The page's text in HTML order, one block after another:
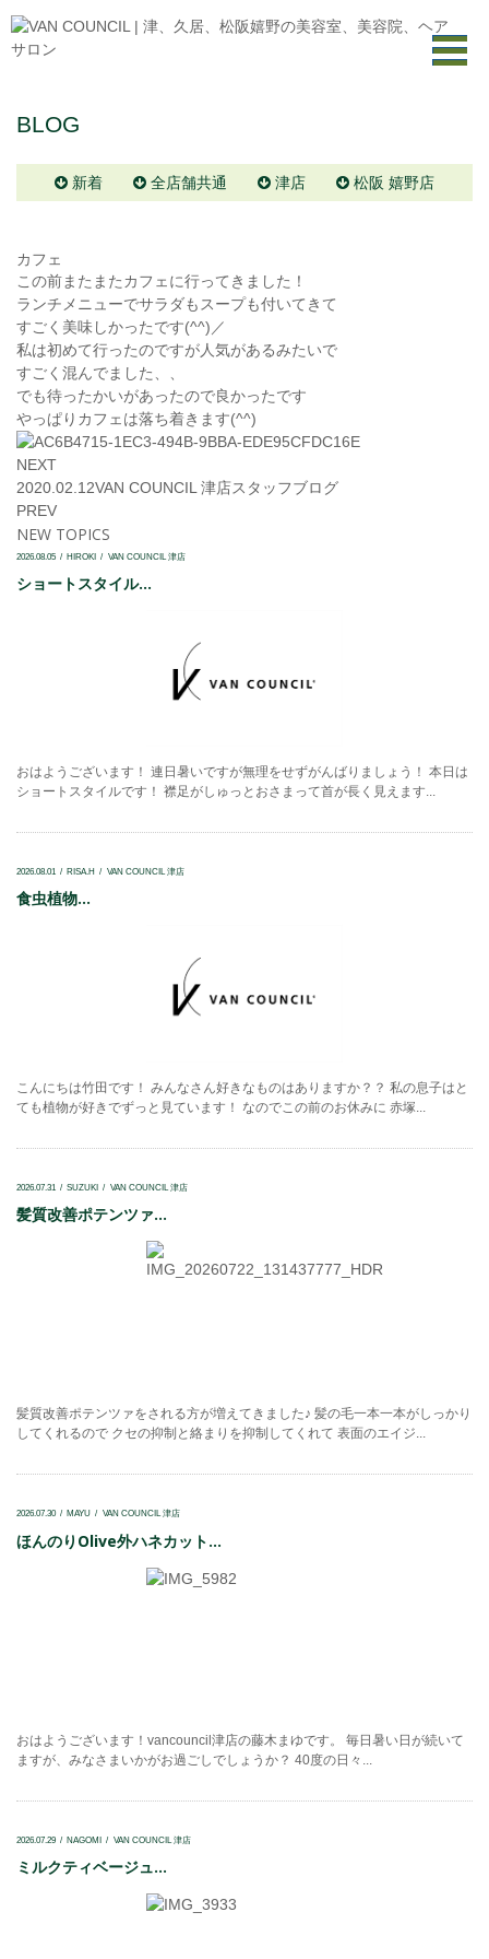
BLOG
新着 全店舗共通 津店 松阪 嬉野店
カフェ
この前またまたカフェに行ってきました！
ランチメニューでサラダもスープも付いてきて
すごく美味しかったです(^^) ／
私は初めて行ったのですが人気があるみたいで
すごく混んでました、、
でも待ったかいがあったので良かったです
やっぱりカフェは落ち着きます(^^)
NEXT
2020.02.12VAN COUNCIL 津店スタッフブログ
PREV
NEW TOPICS
2026.08.05 HIROKI VAN COUNCIL 津店
ショートスタイル...
おはようございます！ 連日暑いですが無理をせずがんばりましょう！ 本日は
ショートスタイルです！ 襟足がしゅっとおさまって首が長く見えます...
2026.08.01 RISA.H VAN COUNCIL 津店
食虫植物...
こんにちは竹田です！ みんなさん好きなものはありますか？？ 私の息子はと
ても植物が好きでずっと見ています！ なのでこの前のお休みに 赤塚...
2026.07.31 SUZUKI VAN COUNCIL 津店
髪質改善ポテンツァ...
髪質改善ポテンツァをされる方が増えてきました♪ 髪の毛一本一本がしっかり
してくれるので クセの抑制と絡まりを抑制してくれて 表面のエイジ...
2026.07.30 MAYU VAN COUNCIL 津店
ほんのりOlive外ハネカット...
おはようございます！vancouncil津店の藤木まゆです。 毎日暑い日が続いて
ますが、みなさまいかがお過ごしでしょうか？ 40度の日々...
2026.07.29 NAGOMI VAN COUNCIL 津店
ミルクティベージュ...